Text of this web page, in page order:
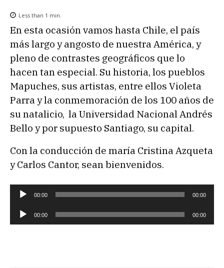
Less than 1 min.
En esta ocasión vamos hasta Chile, el país
más largo y angosto de nuestra América, y
pleno de contrastes geográficos que lo
hacen tan especial. Su historia, los pueblos
Mapuches, sus artistas, entre ellos Violeta
Parra y la conmemoración de los 100 años de
su natalicio, la Universidad Nacional Andrés
Bello y por supuesto Santiago, su capital.
Con la conducción de maría Cristina Azqueta
y Carlos Cantor, sean bienvenidos.
00:00 00:00
e
00:00 00:00